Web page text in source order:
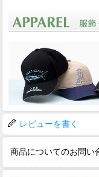
レビューを書く
商品についてのお問い